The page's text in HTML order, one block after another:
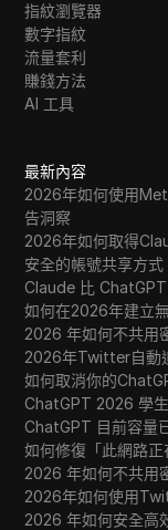
指紋瀏覽器
數字指紋
流量套利
賺錢方法
AI 工具
最新內容
2026年如何使用
告洞察
2026年如何取得
安全的帳號共享方式
Claude 比
如何在2026年建立
2026 年如何不共用
2026年Twitter自動
如何取消你的
ChatGPT 2026 學
ChatGPT 目前容量
如何修復「此網路正
2026 年如何不共用
2026年如何使用
2026 年如何安全高